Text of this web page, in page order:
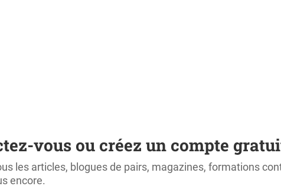
vous ou créez un compte
les articles, blogues de pairs, magazines, formations
encore.